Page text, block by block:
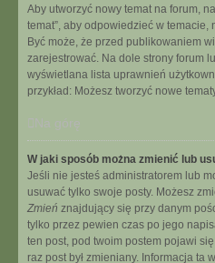
Aby utworzyć nowy temat na forum,
temat”, aby odpowiedzieć w temacie,
Być może, że przed publikowaniem
zarejestrować. Na dole strony forum
wyświetlana lista uprawnień
przykład: Możesz tworzyć nowe
Na górę
W jaki sposób można zmienić lub
Jeśli nie jesteś administratorem lub
usuwać tylko swoje posty. Możesz
Zmień znajdujący się przy danym
tylko przez pewien czas po jego
ten post, pod twoim postem pojawi
raz post był zmieniany. Informacja ta